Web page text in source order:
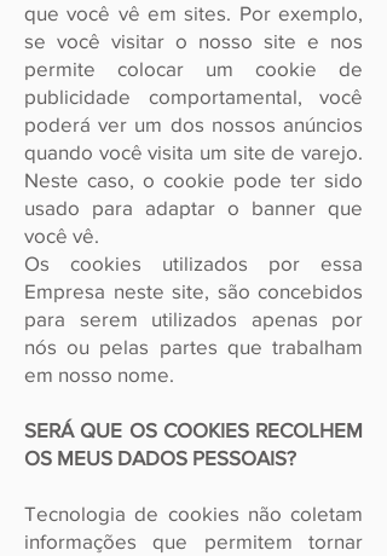
que você vê em sites. Por exemplo,
se você visitar o nosso site e nos
permite colocar um cookie de
publicidade comportamental, você
poderá ver um dos nossos anúncios
quando você visita um site de varejo.
Neste caso, o cookie pode ter sido
usado para adaptar o banner que
você vê.
Os cookies utilizados por essa
Empresa neste site, são concebidos
para serem utilizados apenas por
nós ou pelas partes que trabalham
em nosso nome.
SERÁ QUE OS COOKIES RECOLHEM
OS MEUS DADOS PESSOAIS?
Tecnologia de cookies não coletam
informações que permitem tornar